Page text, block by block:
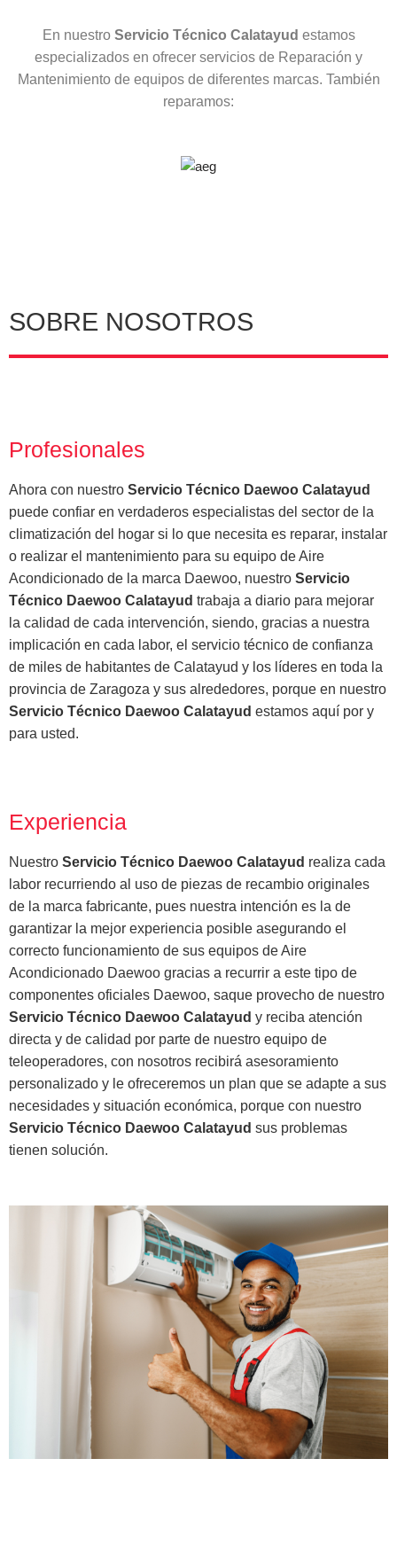
En nuestro Servicio Técnico Calatayud estamos
especializados en ofrecer servicios de Reparación y
Mantenimiento de equipos de diferentes marcas. También
reparamos:
SOBRE NOSOTROS
Profesionales
Ahora con nuestro Servicio Técnico Daewoo Calatayud
puede confiar en verdaderos especialistas del sector de la
climatización del hogar si lo que necesita es reparar, instalar
o realizar el mantenimiento para su equipo de Aire
Acondicionado de la marca Daewoo, nuestro Servicio
Técnico Daewoo Calatayud trabaja a diario para mejorar
la calidad de cada intervención, siendo, gracias a nuestra
implicación en cada labor, el servicio técnico de confianza
de miles de habitantes de Calatayud y los líderes en toda la
provincia de Zaragoza y sus alrededores, porque en nuestro
Servicio Técnico Daewoo Calatayud estamos aquí por y
para usted.
Experiencia
Nuestro Servicio Técnico Daewoo Calatayud realiza cada
labor recurriendo al uso de piezas de recambio originales
de la marca fabricante, pues nuestra intención es la de
garantizar la mejor experiencia posible asegurando el
correcto funcionamiento de sus equipos de Aire
Acondicionado Daewoo gracias a recurrir a este tipo de
componentes oficiales Daewoo, saque provecho de nuestro
Servicio Técnico Daewoo Calatayud y reciba atención
directa y de calidad por parte de nuestro equipo de
teleoperadores, con nosotros recibirá asesoramiento
personalizado y le ofreceremos un plan que se adapte a sus
necesidades y situación económica, porque con nuestro
Servicio Técnico Daewoo Calatayud sus problemas
tienen solución.